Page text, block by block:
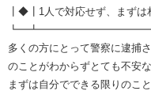
┃◆┃1人で対応せず、まずは
多くの方にとって警察に逮捕
のことがわからずとても不安
まずは自分でできる限りのこ